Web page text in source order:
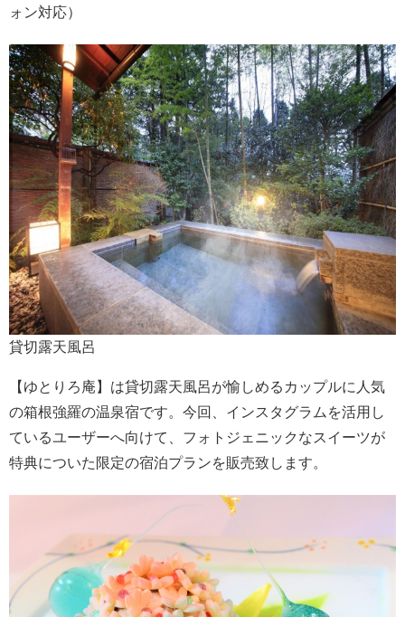
ォン対応）
貸切露天風呂
【ゆとりろ庵】は貸切露天風呂が愉しめるカップルに人気
の箱根強羅の温泉宿です。今回、インスタグラムを活用し
ているユーザーへ向けて、フォトジェニックなスイーツが
特典についた限定の宿泊プランを販売致します。